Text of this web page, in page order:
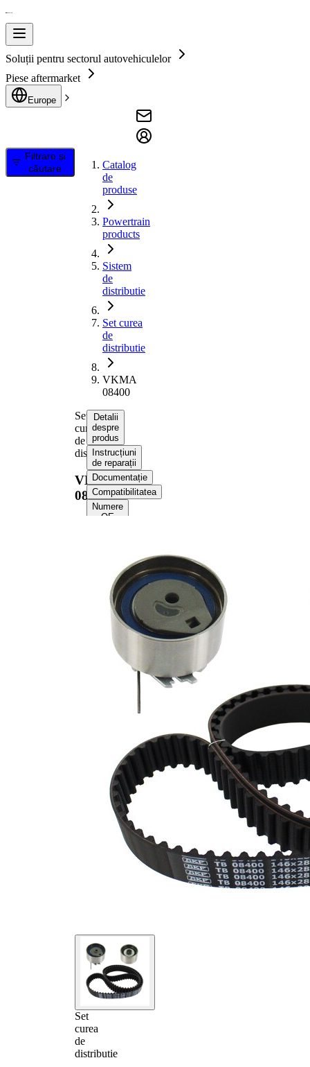
Soluții pentru sectorul autovehiculelor
Piese aftermarket
Europe
Filtrare și
căutare
Catalog
de
produse
Powertrain
products
Sistem
de
distributie
Set curea
de
distributie
VKMA
08400
Set
curea
de
distributie
VKMA
08400
Set
curea
de
distributie
Detalii
despre
produs
Instrucțiuni
de reparații
Documentație
Compatibilitatea
Numere
OE
Informații despre
produs
Proprietate Valoare
Numar dinti
Culoare
negru
Curea
cu profil
dintat
28 mm
Nume articol
Număr
articol
Cantitate
intinzator,curea
distributie
VKM
1
ghidare/conducere,
curea distributie
1
Curea de
distributie